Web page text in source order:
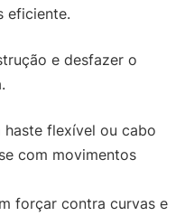
eficiente.
e desfazer o
haste flexível ou cabo
com movimentos
forçar contra curvas e